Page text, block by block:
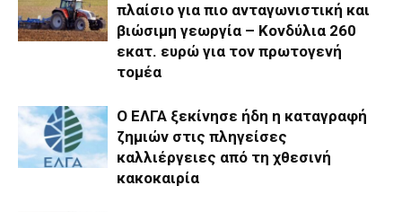
πλαίσιο για πιο ανταγωνιστική και
βιώσιμη γεωργία – Κονδύλια 260
εκατ. ευρώ για τον πρωτογενή
τομέα
Ο ΕΛΓΑ ξεκίνησε ήδη η καταγραφή
ζημιών στις πληγείσες
καλλιέργειες από τη χθεσινή
κακοκαιρία